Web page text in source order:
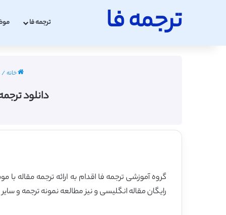
ترجمه فا ترجمه فا
خانه/
دانلود
گروه آموزشی ترجمه فا اقدام به ارائه ترجمه مقاله
رایگان مقاله انگلیسی و نیز مطالعه نمونه ترجمه و